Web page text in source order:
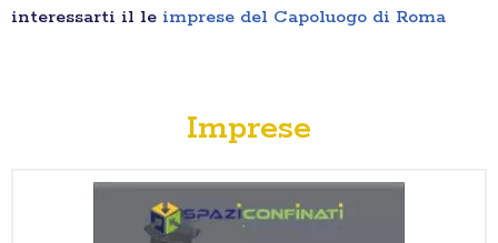
interessarti il le imprese del Capoluogo di Roma
Imprese